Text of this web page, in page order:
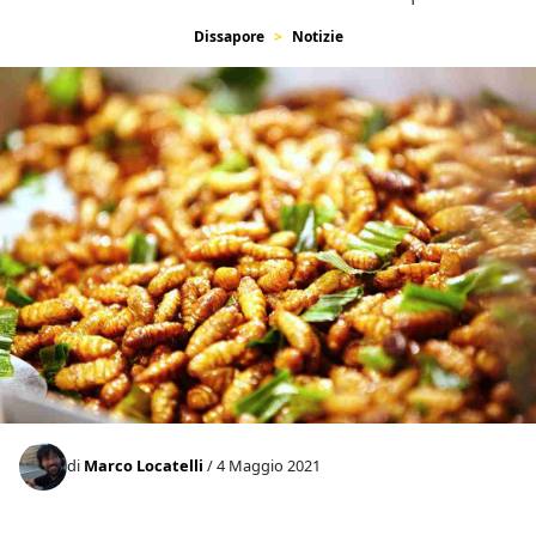
Dissapore Notizie
di Marco Locatelli / 4 Maggio 2021